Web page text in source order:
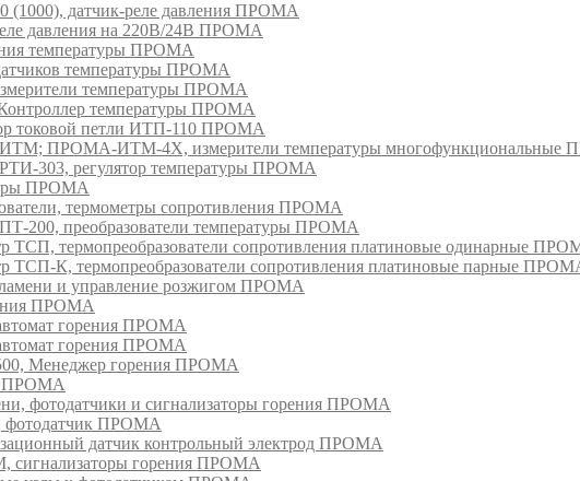
(1000), датчик-реле давления ПРОМА
давления на 220В/24В ПРОМА
температуры ПРОМА
температуры ПРОМА
температуры ПРОМА
температуры ПРОМА
токовой петли ИТП-110 ПРОМА
ПРОМА-ИТМ-4Х, измерители температуры многофункциональные
303, регулятор температуры ПРОМА
ПРОМА
термометры сопротивления ПРОМА
200, преобразователи температуры ПРОМА
ТСП, термопреобразователи сопротивления платиновые одинарные
ТСП-К, термопреобразователи сопротивления платиновые парные
и управление розжигом ПРОМА
ПРОМА
горения ПРОМА
горения ПРОМА
Менеджер горения ПРОМА
ПРОМА
фотодатчики и сигнализаторы горения ПРОМА
фотодатчик ПРОМА
датчик контрольный электрод ПРОМА
горения ПРОМА